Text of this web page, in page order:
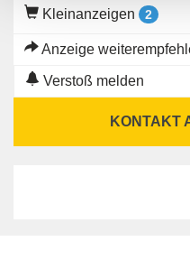
Kleinanzeigen 2
Anzeige
Verstoß melden
KONTAKT